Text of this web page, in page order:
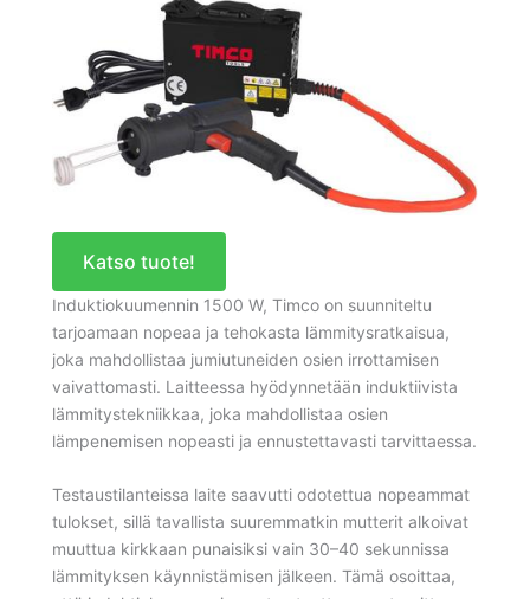
Katso tuote!
Induktiokuumennin 1500 W, Timco on suunniteltu
tarjoamaan nopeaa ja tehokasta lämmitysratkaisua,
joka mahdollistaa jumiutuneiden osien irrottamisen
vaivattomasti. Laitteessa hyödynnetään induktiivista
lämmitystekniikkaa, joka mahdollistaa osien
lämpenemisen nopeasti ja ennustettavasti tarvittaessa.
Testaustilanteissa laite saavutti odotettua nopeammat
tulokset, sillä tavallista suuremmatkin mutterit alkoivat
muuttua kirkkaan punaisiksi vain 30–40 sekunnissa
lämmityksen käynnistämisen jälkeen. Tämä osoittaa,